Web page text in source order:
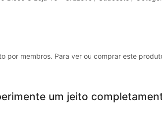
por membros. Para ver ou comprar este
um jeito